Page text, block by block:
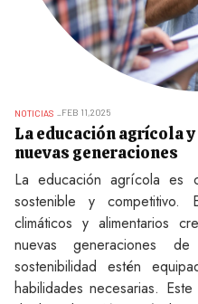
NOTICIAS FEB 11,2025
La educación agrícola
nuevas generaciones
La educación agrícola es
sostenible y
climáticos y alimentarios
nuevas generaciones
sostenibilidad estén
habilidades necesarias.